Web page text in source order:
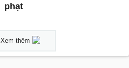
phạt
Xem thêm